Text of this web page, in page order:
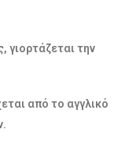
γιορτάζεται την
από το αγγλικό